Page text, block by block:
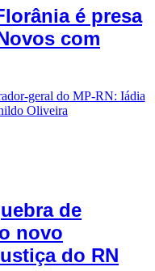
é presa
com
de
novo
do RN